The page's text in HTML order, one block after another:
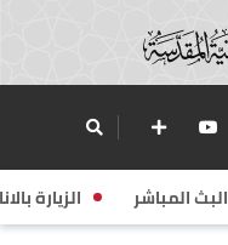
البث المباشر الزيارة